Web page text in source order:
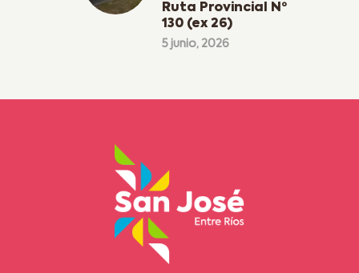
Ruta Provincial Nº
130 (ex 26)
5 junio, 2026